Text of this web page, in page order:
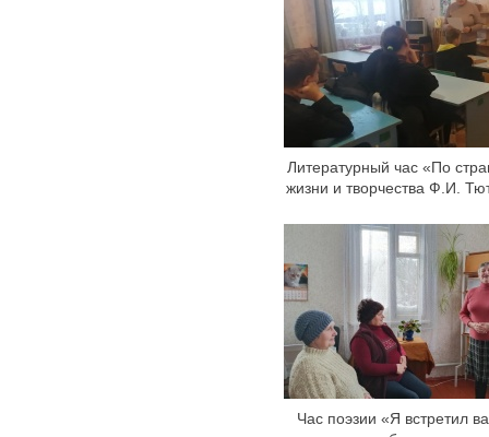
Литературный час «По
жизни и творчества Ф.И.
Час поэзии «Я встретил